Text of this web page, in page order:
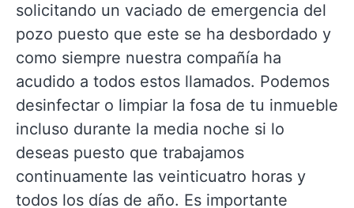
solicitando un vaciado de emergencia del
pozo puesto que este se ha desbordado y
como siempre nuestra compañía ha
acudido a todos estos llamados. Podemos
desinfectar o limpiar la fosa de tu inmueble
incluso durante la media noche si lo
deseas puesto que trabajamos
continuamente las veinticuatro horas y
todos los días de año. Es importante